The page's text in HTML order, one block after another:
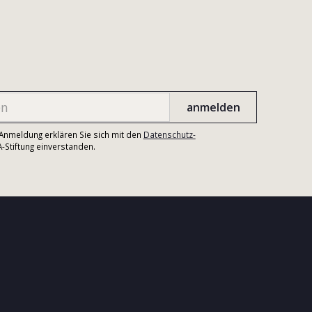
erklären Sie sich mit den Datenschutz-
Stiftung einverstanden.